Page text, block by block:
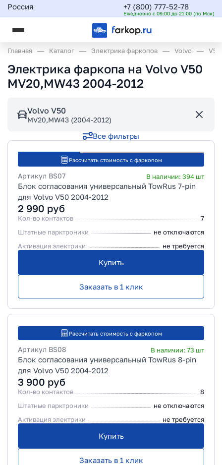
Россия +7 (800) 777-52-78
Ежедневно с 09:00 до 21:00 (по Мск)
Главная Каталог Электрика фаркопов Volvo V50
Электрика фаркопа на Volvo V50
MV20,MW43 2004-2012
Volvo V50
MV20,MW43 (2004-2012)
Все фильтры
Рассчитать стоимость с фаркопом
Артикул BS07 В наличии: 394 шт
Блок согласования универсальный TowRus 7-pin
для Volvo V50 2004-2012
2 990 руб
Кол-во контактов
7
Штатные парктроники
не отключаются
Активация электрики
не требуется
Купить
Заказать в 1 клик
Рассчитать стоимость с фаркопом
Артикул BS08 В наличии: 73 шт
Блок согласования универсальный TowRus 8-pin
для Volvo V50 2004-2012
3 900 руб
Кол-во контактов
8
Штатные парктроники
не отключаются
Активация электрики
не требуется
Купить
Заказать в 1 клик